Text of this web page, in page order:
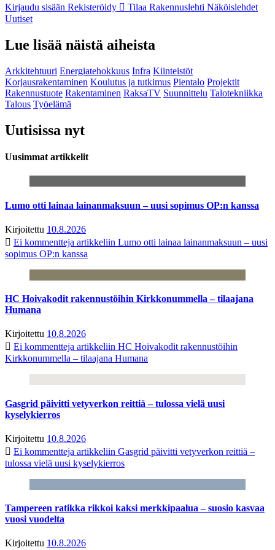
Kirjaudu sisään Rekisteröidy Tilaa Rakennuslehti Näköislehdet
Uutiset
Lue lisää näistä aiheista
Arkkitehtuuri Energiatehokkuus Infra Kiinteistöt
Korjausrakentaminen Koulutus ja tutkimus Pientalo Projektit
Rakennustuote Rakentaminen RaksaTV Suunnittelu Talotekniikka
Talous Työelämä
Uutisissa nyt
Uusimmat artikkelit
Lumo otti lainaa lainanmaksuun – uusi sopimus OP:n kanssa
Kirjoitettu 10.8.2026
Ei kommentteja artikkeliin Lumo otti lainaa lainanmaksuun – uusi
sopimus OP:n kanssa
HC Hoivakodit rakennustöihin Kirkkonummella – tilaajana
Humana
Kirjoitettu 10.8.2026
Ei kommentteja artikkeliin HC Hoivakodit rakennustöihin
Kirkkonummella – tilaajana Humana
Gasgrid päivitti vetyverkon reittiä – tulossa vielä uusi
kyselykierros
Kirjoitettu 10.8.2026
Ei kommentteja artikkeliin Gasgrid päivitti vetyverkon reittiä –
tulossa vielä uusi kyselykierros
Tampereen ratikka rikkoi kaksi merkkipaalua – suosio kasvaa
vuosi vuodelta
Kirjoitettu 10.8.2026